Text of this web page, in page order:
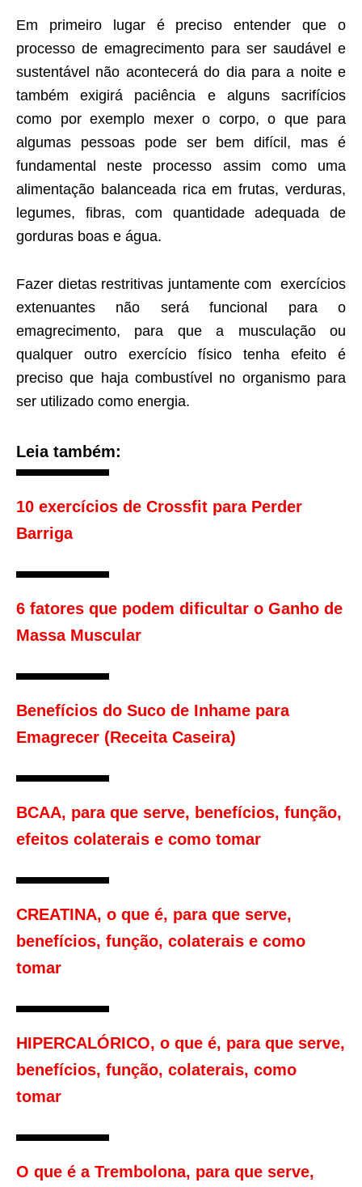
Em primeiro lugar é preciso entender que o
processo de emagrecimento para ser saudável e
sustentável não acontecerá do dia para a noite e
também exigirá paciência e alguns sacrifícios
como por exemplo mexer o corpo, o que para
algumas pessoas pode ser bem difícil, mas é
fundamental neste processo assim como uma
alimentação balanceada rica em frutas, verduras,
legumes, fibras, com quantidade adequada de
gorduras boas e água.
Fazer dietas restritivas juntamente com exercícios
extenuantes não será funcional para o
emagrecimento, para que a musculação ou
qualquer outro exercício físico tenha efeito é
preciso que haja combustível no organismo para
ser utilizado como energia.
Leia também:
10 exercícios de Crossfit para Perder
Barriga
6 fatores que podem dificultar o Ganho de
Massa Muscular
Benefícios do Suco de Inhame para
Emagrecer (Receita Caseira)
BCAA, para que serve, benefícios, função,
efeitos colaterais e como tomar
CREATINA, o que é, para que serve,
benefícios, função, colaterais e como
tomar
HIPERCALÓRICO, o que é, para que serve,
benefícios, função, colaterais, como
tomar
O que é a Trembolona, para que serve,